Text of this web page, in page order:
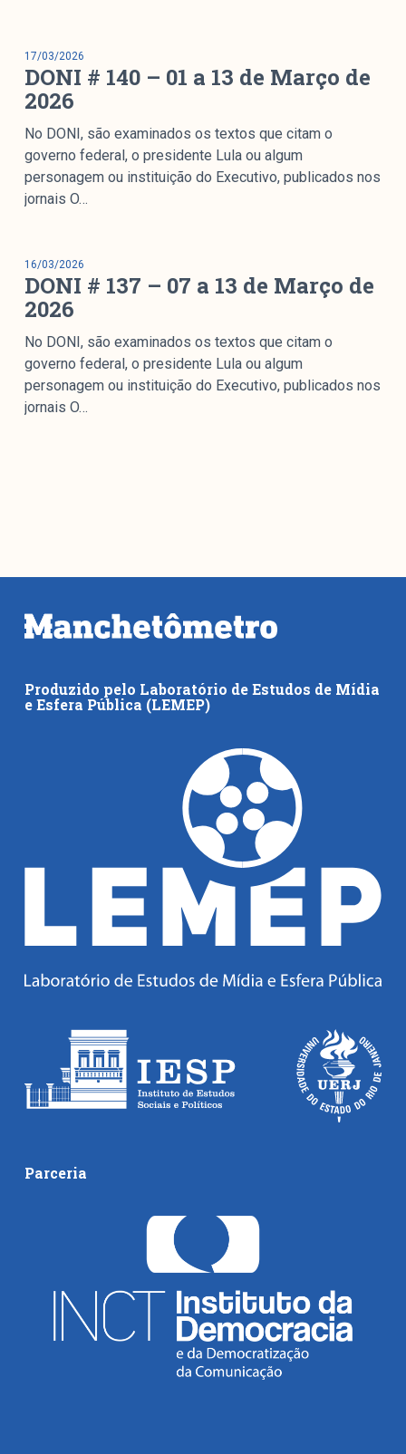
17/03/2026
DONI # 140 – 01 a 13 de Março de
2026
No DONI, são examinados os textos que citam o
governo federal, o presidente Lula ou algum
personagem ou instituição do Executivo, publicados nos
jornais O…
16/03/2026
DONI # 137 – 07 a 13 de Março de
2026
No DONI, são examinados os textos que citam o
governo federal, o presidente Lula ou algum
personagem ou instituição do Executivo, publicados nos
jornais O…
Produzido pelo Laboratório de Estudos de Mídia
e Esfera Pública (LEMEP)
Parceria